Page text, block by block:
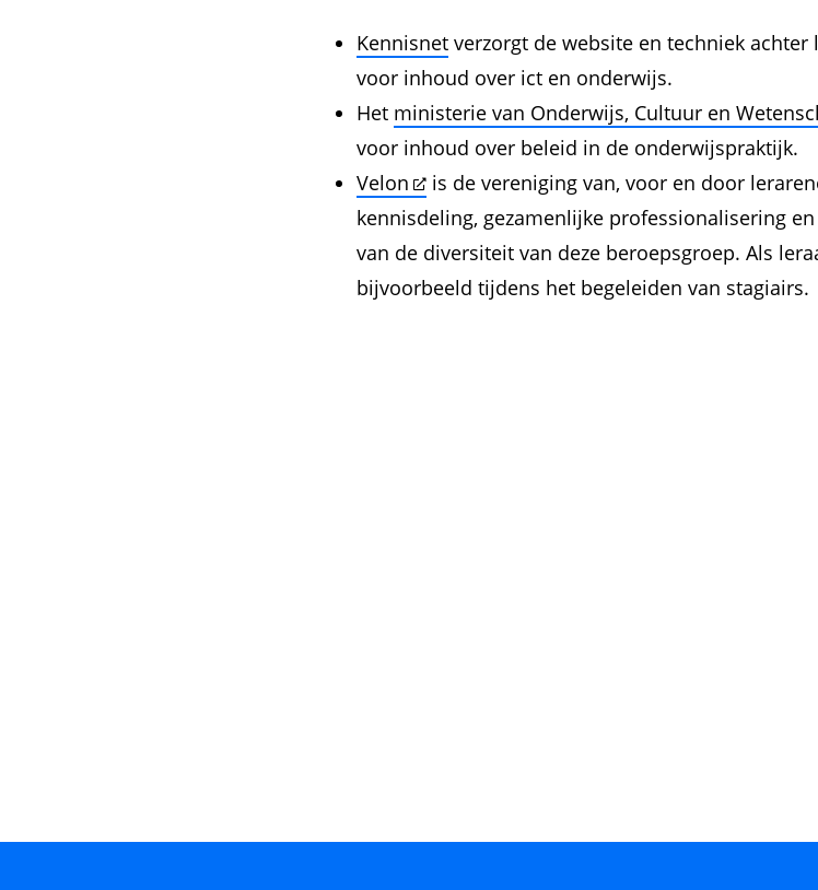
Kennisnet verzorgt de website en techniek
voor inhoud over ict en onderwijs.
Het ministerie van Onderwijs, Cultuur en
voor inhoud over beleid in de onderwijspraktijk.
Velon
is de vereniging van, voor en door
kennisdeling, gezamenlijke professionalisering
van de diversiteit van deze beroepsgroep. Als
bijvoorbeeld tijdens het begeleiden van stagiairs.